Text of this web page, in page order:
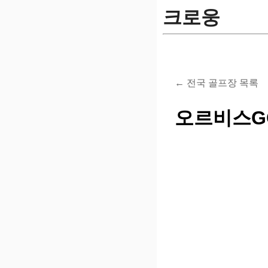
크로웅
← 전국 골프장 목록
오르비스